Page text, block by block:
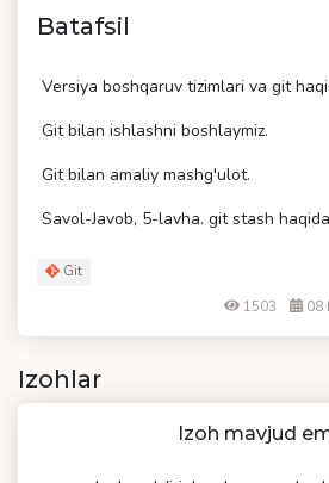
Batafsil
Versiya boshqaruv tizimlari va git
Git bilan ishlashni boshlaymiz.
Git bilan amaliy mashg'ulot.
Savol-Javob, 5-lavha. git stash haqida
Git
1503 08
Izohlar
Izoh mavjud